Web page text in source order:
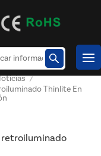
/
Thinlite En
retroiluminado